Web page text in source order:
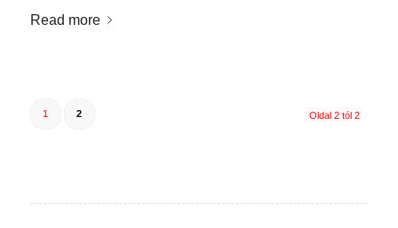
Read more
Oldal 2 tól 2
1 2